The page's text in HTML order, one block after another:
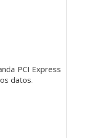
PCI Express
datos.